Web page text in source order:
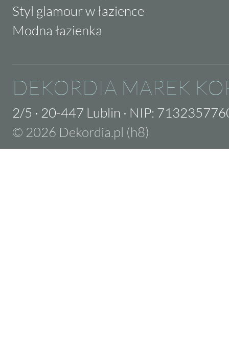
Styl glamour w łazience
Modna łazienka
DEKORDIA MAREK
2/5 · 20-447 Lublin · NIP:
© 2026 Dekordia.pl (h8)